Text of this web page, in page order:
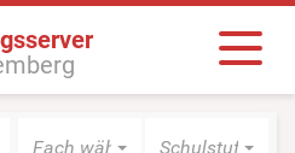
Fach wählen Schulstufe